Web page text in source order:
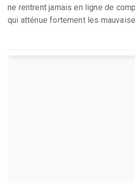
ne rentrent jamais en ligne de
qui atténue fortement les